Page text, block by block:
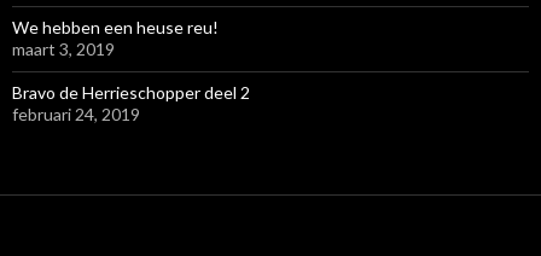
We hebben een heuse reu!
maart 3, 2019
Bravo de Herrieschopper deel 2
februari 24, 2019